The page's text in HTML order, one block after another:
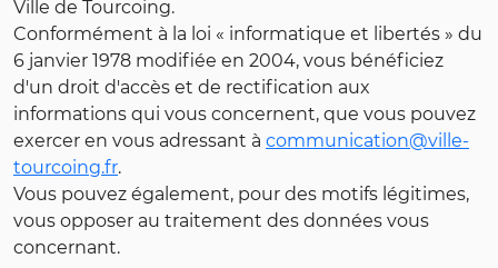
Ville de Tourcoing.
Conformément à la loi « informatique et libertés » du
6 janvier 1978 modifiée en 2004, vous bénéficiez
d'un droit d'accès et de rectification aux
informations qui vous concernent, que vous pouvez
exercer en vous adressant à communication@ville-
tourcoing.fr.
Vous pouvez également, pour des motifs légitimes,
vous opposer au traitement des données vous
concernant.